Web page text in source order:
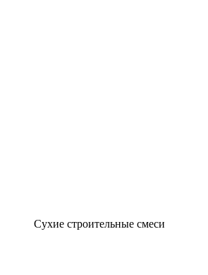
Сухие строительные смеси